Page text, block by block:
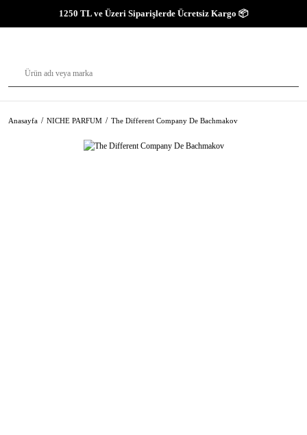
1250 TL ve Üzeri Siparişlerde Ücretsiz Kargo 📦
Anasayfa NICHE PARFUM The Different Company De Bachmakov